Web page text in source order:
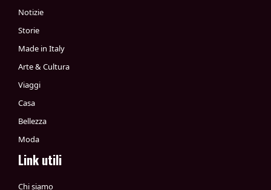
Notizie
Storie
Made in Italy
Arte & Cultura
Viaggi
Casa
Bellezza
Moda
Link utili
Chi siamo